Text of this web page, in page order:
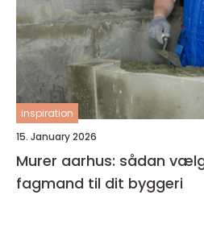
inspiration
15. January 2026
Murer aarhus: sådan
fagmand til dit byggeri